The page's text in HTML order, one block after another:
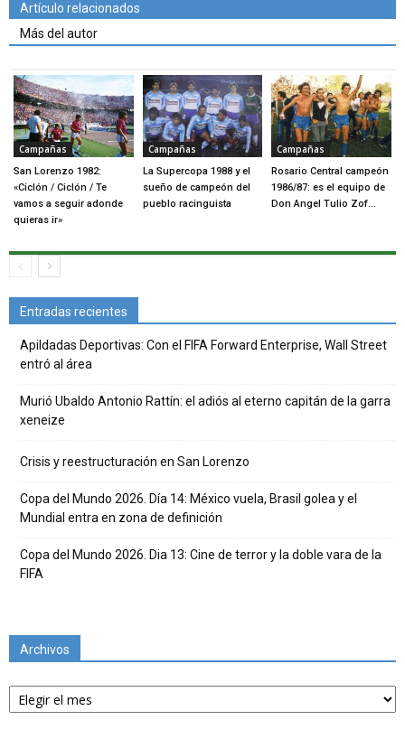
Artículo relacionados
Más del autor
Campañas
San Lorenzo 1982:
«Ciclón / Ciclón / Te
vamos a seguir adonde
quieras ir»
Campañas
La Supercopa 1988 y el
sueño de campeón del
pueblo racinguista
Campañas
Rosario Central campeón
1986/87: es el equipo de
Don Angel Tulio Zof…
Entradas recientes
Apildadas Deportivas: Con el FIFA Forward Enterprise, Wall Street
entró al área
Murió Ubaldo Antonio Rattín: el adiós al eterno capitán de la garra
xeneize
Crisis y reestructuración en San Lorenzo
Copa del Mundo 2026. Día 14: México vuela, Brasil golea y el
Mundial entra en zona de definición
Copa del Mundo 2026. Dia 13: Cine de terror y la doble vara de la
FIFA
Archivos
Archivos